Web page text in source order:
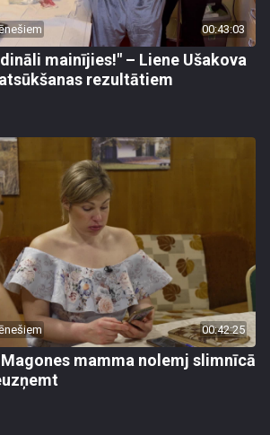
00:43:03
mainījies!" – Liene Ušakova
rezultātiem
00:42:25
mamma nolemj slimnīcā